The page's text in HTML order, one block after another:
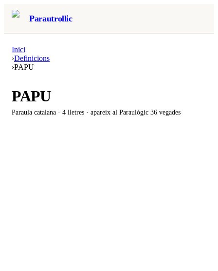
Parautrollic
Inici
›Definicions
›PAPU
PAPU
Paraula catalana · 4 lletres · apareix al Paraulògic 36 vegades